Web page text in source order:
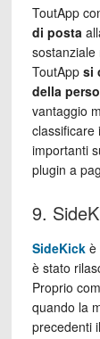
ToutApp
di posta
ToutApp si
della
vantaggio
importanti
plugin a
9.
SideKickè
è stato
Proprio
quando la
precedenti